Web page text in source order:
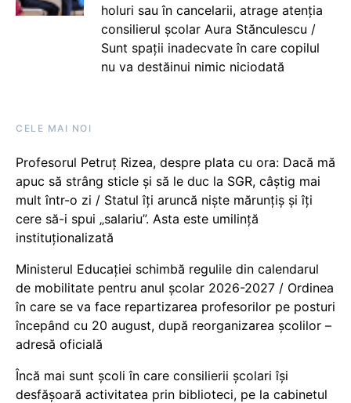
holuri sau în cancelarii, atrage atenția
consilierul școlar Aura Stănculescu /
Sunt spații inadecvate în care copilul
nu va destăinui nimic niciodată
CELE MAI NOI
Profesorul Petruț Rizea, despre plata cu ora: Dacă mă
apuc să strâng sticle și să le duc la SGR, câștig mai
mult într-o zi / Statul îți aruncă niște mărunțiș și îți
cere să-i spui „salariu”. Asta este umilință
instituționalizată
Ministerul Educației schimbă regulile din calendarul
de mobilitate pentru anul școlar 2026-2027 / Ordinea
în care se va face repartizarea profesorilor pe posturi
începând cu 20 august, după reorganizarea școlilor –
adresă oficială
Încă mai sunt școli în care consilierii școlari își
desfășoară activitatea prin biblioteci, pe la cabinetul